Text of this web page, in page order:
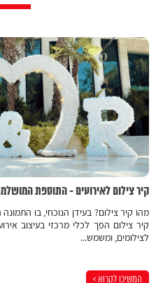
קיר צילום לאירועים - התוספת
מהו קיר צילום? בעידן הנוכחי, בו
קיר צילום הפך לכלי מרכזי בעיצוב
לצילומים, ומשמש...
המשיכו לקרוא >